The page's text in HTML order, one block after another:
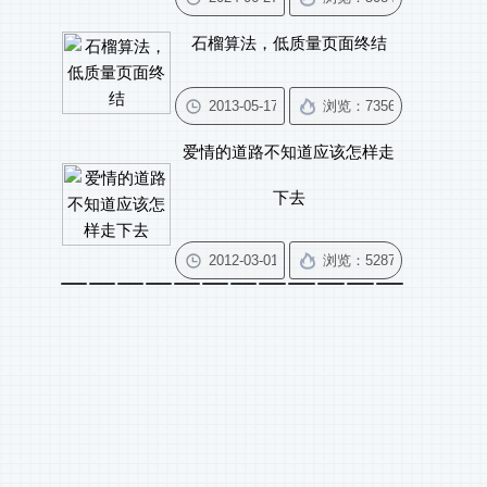
石榴算法，低质量页面终结
爱情的道路不知道应该怎样走
下去